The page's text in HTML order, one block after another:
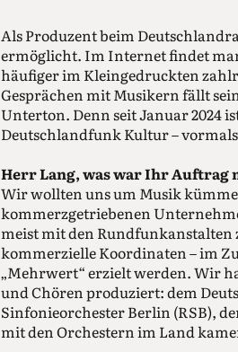
Als Produzent beim
ermöglicht. Im Internet findet
häufiger im Kleingedruckten
Gesprächen mit Musikern fällt
Unterton. Denn seit Januar 2024
Deutschlandfunk Kultur –
Herr Lang, was war Ihr
Wir wollten uns um Musik
kommerzgetriebenen
meist mit den Rundfunkanstalten
kommerzielle Koordinaten – im
„Mehrwert“ erzielt werden. Wir
und Chören produziert: dem
Sinfonieorchester Berlin (RSB),
mit den Orchestern im Land